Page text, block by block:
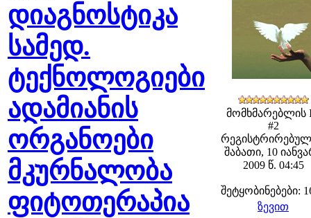
დიაგნოსტიკა
სამედ.
ტექნოლოგიები
ადამიანის
ორგანოები
მკურნალობა
ფიტოთერაპია
მომხმარებლის
#2
შაბათი, 10
2009 წ. 04:45
შეტყობინებები:
ზევით